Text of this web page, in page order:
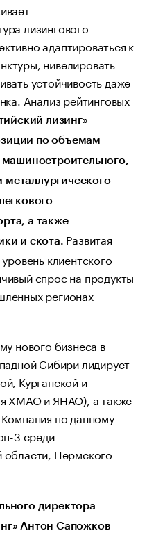
лизингового
адаптироваться к
нивелировать
устойчивость даже
Анализ рейтинговых
лизинг»
по объемам
машиностроительного,
а также
и скота. Развитая
клиентского
спрос на продукты
регионах
нового бизнеса в
Сибири лидирует
Курганской и
ХМАО и ЯНАО), а также
по данному
3 среди
области, Пермского
директора
Антон Сапожков